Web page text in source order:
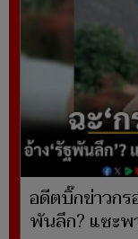
อดีตบิ๊กข่าวกร
พันลึก? แซะพ